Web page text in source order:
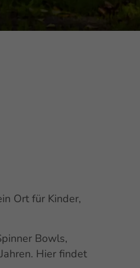
Ort für Kinder,
Bowls,
Hier findet